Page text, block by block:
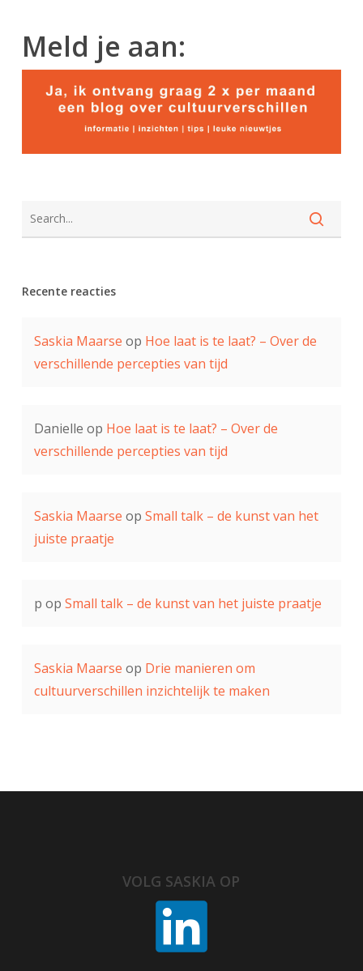
Meld je aan:
Recente reacties
Saskia Maarse op Hoe laat is te laat? – Over de
verschillende percepties van tijd
Danielle op Hoe laat is te laat? – Over de
verschillende percepties van tijd
Saskia Maarse op Small talk – de kunst van het
juiste praatje
p op Small talk – de kunst van het juiste praatje
Saskia Maarse op Drie manieren om
cultuurverschillen inzichtelijk te maken
VOLG SASKIA OP